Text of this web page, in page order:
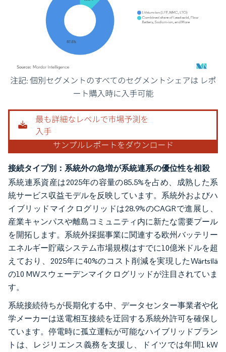
画像 © Mordor Intelligence。再利用にはCC BY 4.0の表示が必要です。
接続タイプ別：系統外の急増が系統連系の優位性を相殺
系統連系資産は2025年の容量の85.5%を占め、成熟した系
統サービス収益モデルを反映しています。系統外およびハ
イブリッドマイクログリッドは28.9%のCAGRで進展し、
産業キャンパスや離島コミュニティ内に新たな需要プール
を開拓します。系統外採掘事業に関連する欧州バッテリー
エネルギー貯蔵システム市場規模はすでに10億米ドルを超
えており、2025年に40%のコスト削減を実現したWärtsilä
の10 MWスウェーデンマイクログリッドが注目されていま
す。
系統接続待ちが長期化する中、データセンター事業者や化
学メーカーは送電相互接続を迂回する系統外許可を確保し
ています。停電時に孤立運転が可能なハイブリッドプラン
トは、レジリエンス義務を支援し、ドイツでは年間1 kW